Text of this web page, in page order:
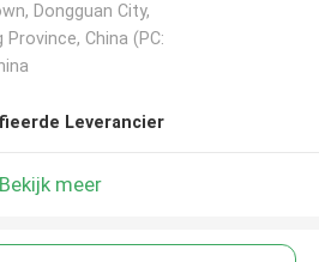
Dongguan City,
Province, China (PC:
Leverancier
Bekijk meer